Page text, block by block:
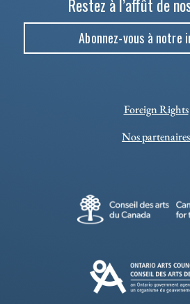
Restez à l’affût de
Abonnez-vous à
Foreign Rights
Nos partenaires